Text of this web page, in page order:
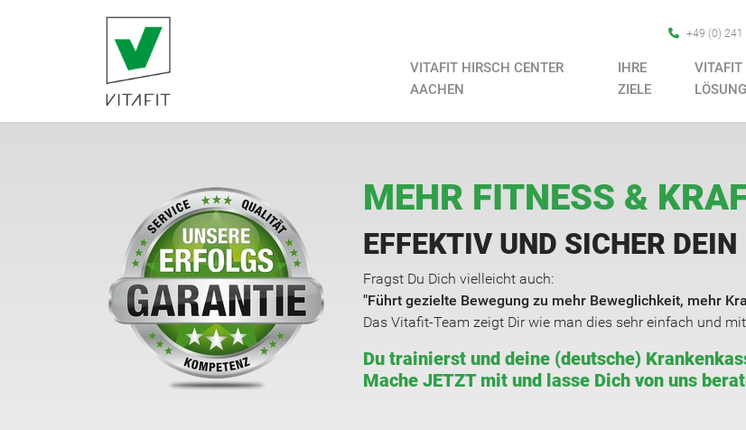
+49 (0)
VITAFIT HIRSCH CENTER
AACHEN
IHRE
ZIELE
VITAFIT
MEHR FITNESS &
EFFEKTIV UND SICHER
Fragst Du Dich vielleicht auch:
"Führt gezielte Bewegung zu mehr Beweglichkeit, mehr
Das Vitafit-Team zeigt Dir wie man dies sehr einfach und
Du trainierst und deine (deutsche)
Mache JETZT mit und lasse Dich von uns